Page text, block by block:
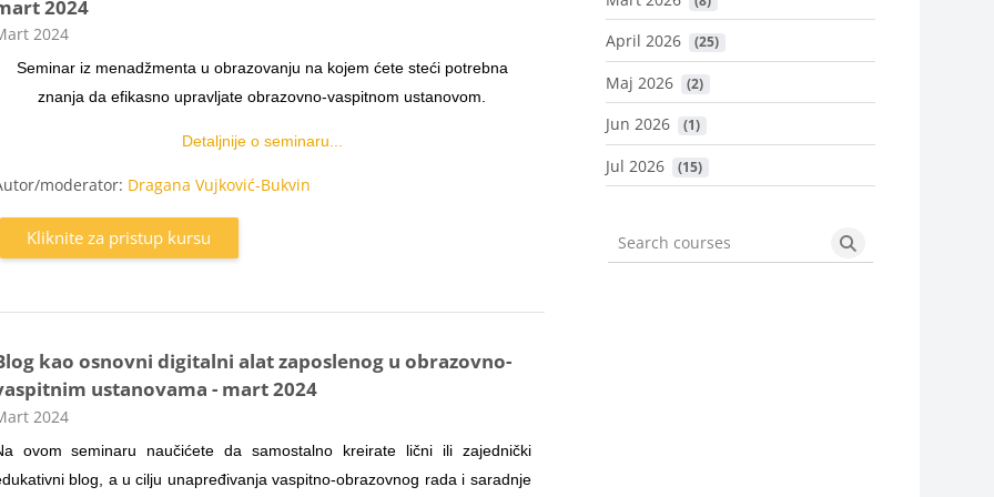
2024
kursa
2024
Seminar iz menadžmenta u obrazovanju na kojem ćete steći potrebna
znanja da efikasno upravljate obrazovno-vaspitnom ustanovom.
Detaljnije o seminaru...
moderator: Dragana Vujković-Bukvin
Kliknite za pristup kursu
kao osnovni digitalni alat zaposlenog u obrazovno-
ustanovama - mart 2024
kursa
2024
ovom seminaru naučićete da samostalno kreirate lični ili zajednički
blog, a u cilju unapređivanja vaspitno-obrazovnog rada i saradnje
April 2026 (25)
Maj 2026 (2)
Jun 2026 (1)
Jul 2026 (15)
Search courses Search courses